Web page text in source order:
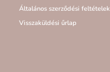
Általános szerződési feltételek
Visszaküldési űrlap